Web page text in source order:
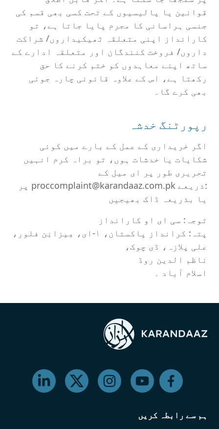
قوانین یا پالیسیوں کے تحت کسی بھی قسم کی
جنسی ہراسانی کا مجرم پایا جاتا ہے، تو
کارانداز اپنی متعلقہ ٹھیکیداروں/ شراکت
داروں/ فروخت کنندگان اور متعلقہ ادارے کے
ساتھ اپنے معاہدوں کو ختم کرنے کا حق
رکھتا ہے، اس کے علاوہ قانونی چارہ جوئی
بھی کرے گا۔
رپورٹنگ خدشہ
اگر خریداری کے عمل کے بارے میں کوئی
شکایات یا خدشات ہوں، تو براہ کرم انہیں
تحریری طور پر ای میل کے
:ذریعے proccomplaint@karandaaz.com.pk پر
یا بذریعہ ڈاک بھیجیں
توجہ: سی ای او کارانداز
پتہ: کرانداز پاکستان، ۱-ای، مِیزانِن فلور،
علی پلازہ، ڈی چوک،
ناظم الدین روڈ
اسلام آباد ۔
ہم سے رابطہ کریں